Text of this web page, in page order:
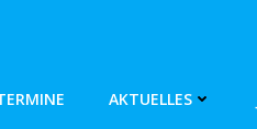
AKTUELLES